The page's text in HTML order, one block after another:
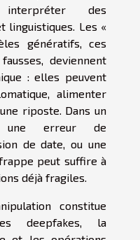
des
linguistiques. Les «
génératifs, ces
deviennent
: elles peuvent
alimenter
riposte. Dans un
une erreur de
de date, ou une
peut suffire à
déjà fragiles.
constitue
deepfakes, la